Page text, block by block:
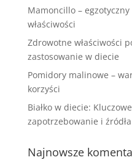
Mamoncillo –
właściwości
Zdrowotne właściwości
zastosowanie w diecie
Pomidory malinowe –
korzyści
Białko w diecie:
zapotrzebowanie i źródła
Najnowsze